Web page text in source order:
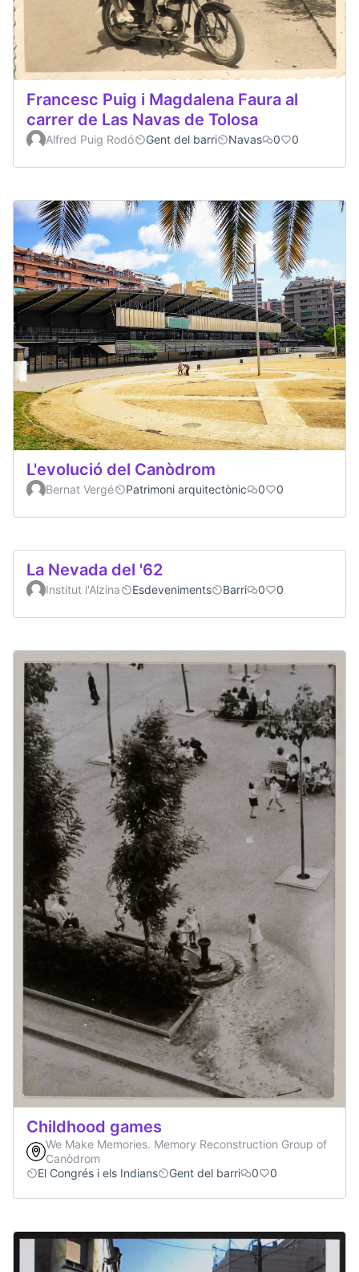
Francesc Puig i Magdalena Faura al
carrer de Las Navas de Tolosa
Alfred Puig Rodó Gent del barri Navas 0 0
L'evolució del Canòdrom
Bernat Vergé Patrimoni arquitectònic 0 0
La Nevada del '62
Institut l'Alzina Esdeveniments Barri 0 0
Childhood games
We Make Memories. Memory Reconstruction Group of
Canòdrom
El Congrés i els Indians
Gent del barri 0 0